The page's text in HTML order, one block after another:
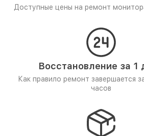
Доступные цены на ремонт
Восстановление за 1
Как правило ремонт завершается
часов